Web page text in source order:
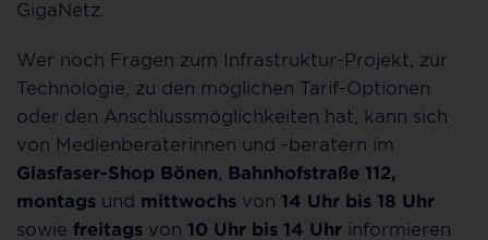
GigaNetz.
Wer noch Fragen zum Infrastruktur-Projekt, zur
Technologie, zu den möglichen Tarif-Optionen
oder den Anschlussmöglichkeiten hat, kann sich
von Medienberaterinnen und -beratern im
Glasfaser-Shop Bönen Bahnhofstraße 112,
montags und mittwochs von 14 Uhr bis 18 Uhr
sowie freitags von 10 Uhr bis 14 Uhr informieren